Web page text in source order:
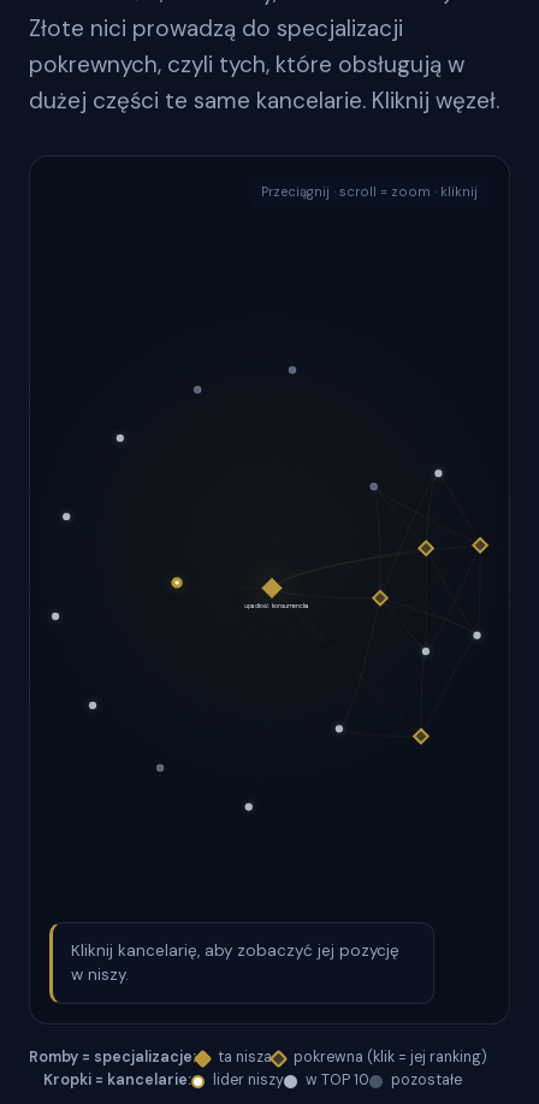
Złote nici prowadzą do specjalizacji
pokrewnych, czyli tych, które obsługują w
dużej części te same kancelarie. Kliknij węzeł.
Kliknij kancelarię, aby zobaczyć jej pozycję
w niszy.
Przeciągnij · scroll = zoom · kliknij
Romby = specjalizacje: ta nisza
pokrewna (klik = jej ranking)
Kropki = kancelarie:
lider niszy w TOP 10 pozostałe